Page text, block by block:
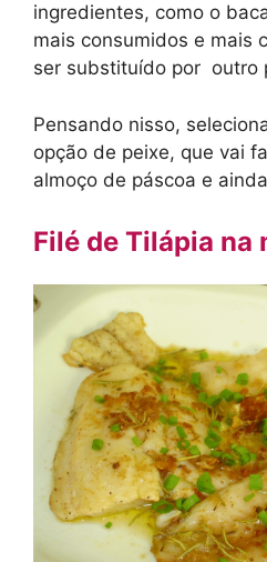
ingredientes, como o
mais consumidos e mais
ser substituído por outro
Pensando nisso,
opção de peixe, que vai
almoço de páscoa e
Filé de Tilápia na